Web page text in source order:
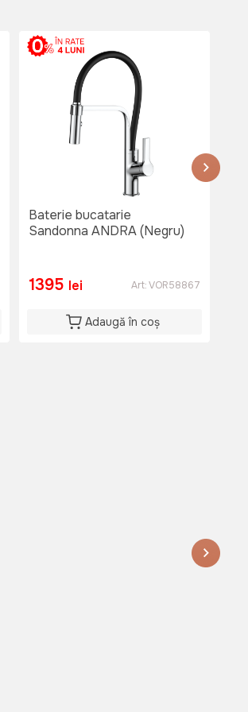
Baterie bucatarie
Sandonna ANDRA (Negru)
1395 lei Art:VOR58867
Adaugă în coș